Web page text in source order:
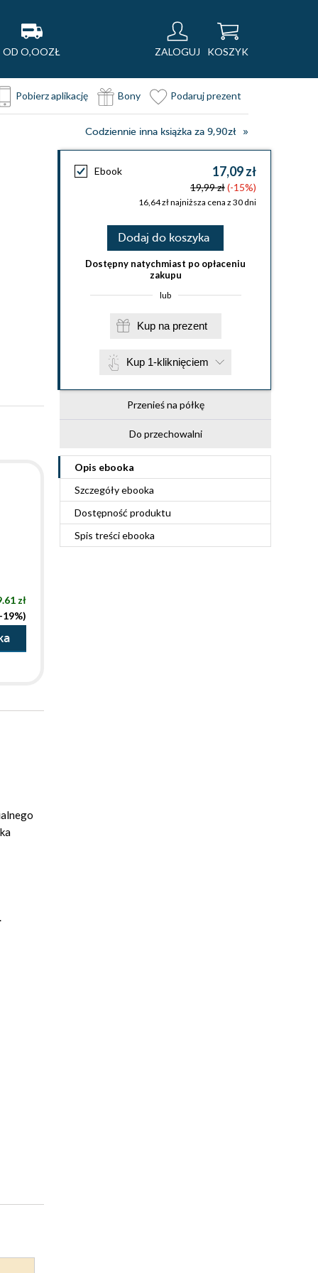
OD O,OOZŁ ZALOGUJ KOSZYK
Pobierz aplikację Bony Podaruj prezent
Codziennie inna książka za 9,90zł
Ebook 17,09 zł
19,99 zł(-15%)
16,64 zł najniższa cena z 30 dni
Dodaj do koszyka
Dostępny natychmiast po opłaceniu
zakupu
lub
Kup na prezent
Kup 1-kliknięciem
Przenieś na półkę
Do przechowalni
Opis ebooka
Szczegółyebooka
Dostępność produktu
Spis treściebooka
zł
19%)